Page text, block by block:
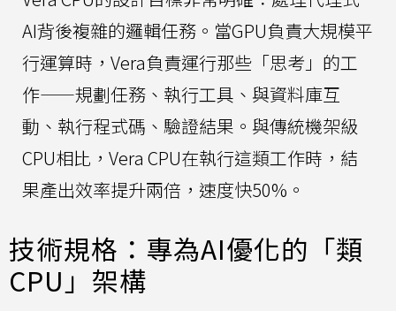
AI背後複雜的邏輯任務。當GPU負責大規模平
行運算時，Vera負責運行那些「思考」的工
作——規劃任務、執行工具、與資料庫互
動、執行程式碼、驗證結果。與傳統機架級
CPU相比，Vera CPU在執行這類工作時，結
果產出效率提升兩倍，速度快50%。
技術規格：專為AI優化的「類
CPU」架構